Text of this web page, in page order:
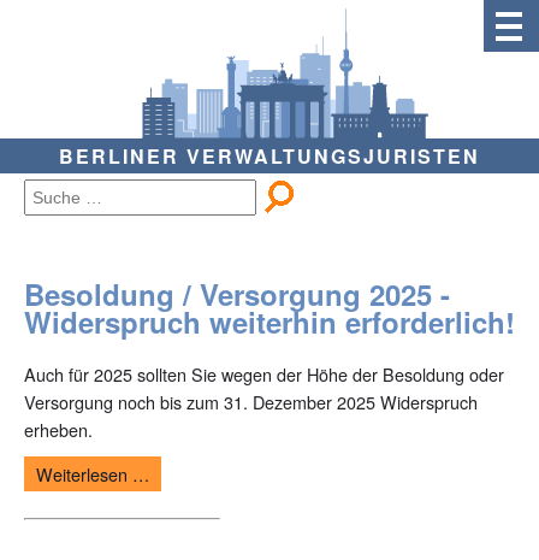
BERLINER VERWALTUNGSJURISTEN
Besoldung / Versorgung 2025 -
Widerspruch weiterhin erforderlich!
Auch für 2025 sollten Sie wegen der Höhe der Besoldung oder
Versorgung noch bis zum 31. Dezember 2025 Widerspruch
erheben.
Weiterlesen …